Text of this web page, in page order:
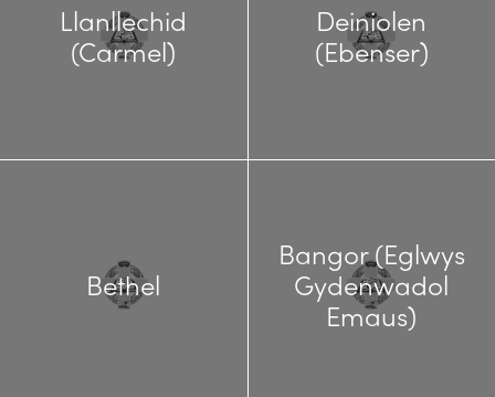
Llanllechid
(Carmel)
Deiniolen
(Ebenser)
Bethel
Bangor (Eglwys
Gydenwadol
Emaus)